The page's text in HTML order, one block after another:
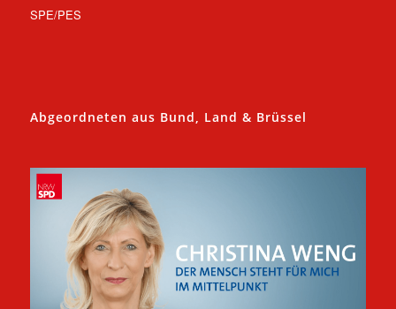
SPE/PES
Abgeordneten aus Bund, Land & Brüssel